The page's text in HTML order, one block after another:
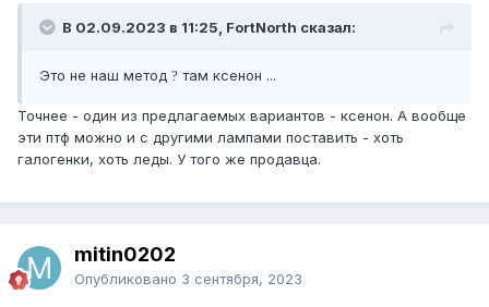
В 02.09.2023 в 11:25, FоrtNorth сказал:
Это не наш метод ? там ксенон ...
Точнее - один из предлагаемых вариантов - ксенон. А вообще
эти птф можно и с другими лампами поставить - хоть
галогенки, хоть леды. У того же продавца.
mitin0202
Опубликовано 3 сентября, 2023